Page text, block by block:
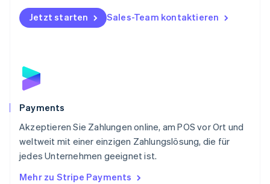
Jetzt starten Sales-Team kontaktieren
Payments
Akzeptieren Sie Zahlungen online, am POS vor Ort und
weltweit mit einer einzigen Zahlungslösung, die für
jedes Unternehmen geeignet ist.
Mehr zu Stripe Payments
Polen
English
Portugal
Schweden
Schweiz
Singapur
English简体中文
Slowakei
Slowenien